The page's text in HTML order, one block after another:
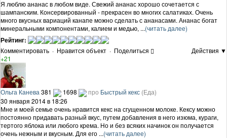
Я люблю ананас в любом виде. Свежий ананас хорошо сочетается с
шампанским. Консервированный - прекрасен во многих салатиках. Очень
много вкусных вариаций канапе можно сделать с ананасами. Ананас богат
минеральными компонентами, калием и медью, ...(читать далее)
Рейтинг:
Комментировать · Нравится объект · Поделиться
Действия ▼
+21
Ольга Канева 381 1698 про Быстрый кекс (Еда)
30 января 2014 в 18:26
Мне и моей семье очень нравится кекс на сгущенном молоке. Кексу можно
постоянно придавать разный вкус, путем добавления в него изюма, кураги,
тертого яблока или любого крема. Но и без всяких начинок он получается
очень нежным и вкусным. Для его ...(читать далее)